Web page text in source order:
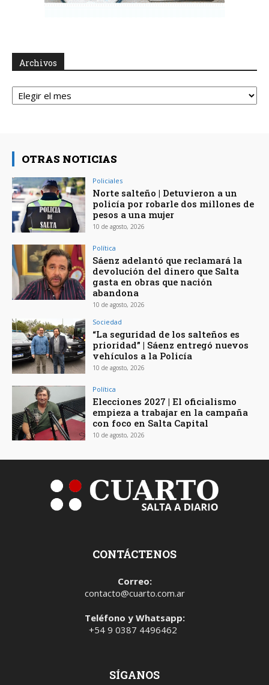
Archivos
Archivos
OTRAS NOTICIAS
Policiales
Norte salteño | Detuvieron a un
policía por robarle dos millones de
pesos a una mujer
10 de agosto, 2026
Política
Sáenz adelantó que reclamará la
devolución del dinero que Salta
gasta en obras que nación
abandona
10 de agosto, 2026
Sociedad
“La seguridad de los salteños es
prioridad” | Sáenz entregó nuevos
vehículos a la Policía
10 de agosto, 2026
Política
Elecciones 2027 | El oficialismo
empieza a trabajar en la campaña
con foco en Salta Capital
10 de agosto, 2026
CONTÁCTENOS
Correo:
contacto@cuarto.com.ar
Teléfono y Whatsapp:
+54 9 0387 4496462
SÍGANOS